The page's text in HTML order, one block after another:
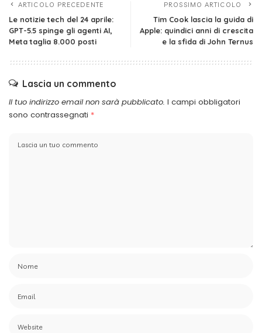
ARTICOLO PRECEDENTE
Le notizie tech del 24 aprile:
GPT-5.5 spinge gli agenti AI,
Meta taglia 8.000 posti
PROSSIMO ARTICOLO
Tim Cook lascia la guida di
Apple: quindici anni di crescita
e la sfida di John Ternus
Lascia un commento
Il tuo indirizzo email non sarà pubblicato. I campi obbligatori
sono contrassegnati *